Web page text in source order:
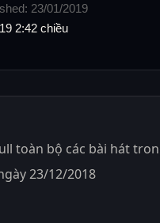
2:42 chiều
23/01/2019
toàn bộ các bài hát
23/12/2018